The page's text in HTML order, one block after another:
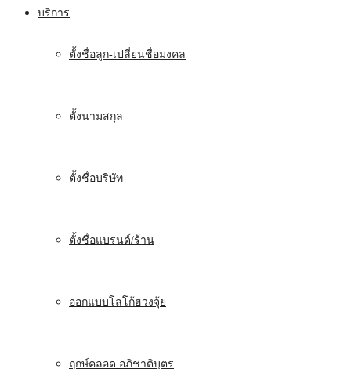
บริการ
ตั้งชื่อลูก-เปลี่ยนชื่อมงคล
ตั้งนามสกุล
ตั้งชื่อบริษัท
ตั้งชื่อแบรนด์/ร้าน
ออกแบบโลโก้ฮวงจุ้ย
ฤกษ์คลอด อภิชาติบุตร